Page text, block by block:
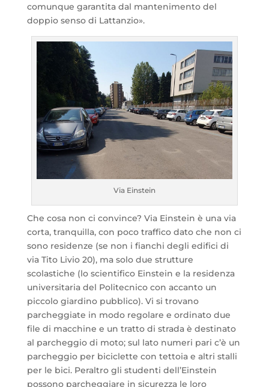
comunque garantita dal mantenimento del
doppio senso di Lattanzio».
Via Einstein
Che cosa non ci convince? Via Einstein è una via
corta, tranquilla, con poco traffico dato che non ci
sono residenze (se non i fianchi degli edifici di
via Tito Livio 20), ma solo due strutture
scolastiche (lo scientifico Einstein e la residenza
universitaria del Politecnico con accanto un
piccolo giardino pubblico). Vi si trovano
parcheggiate in modo regolare e ordinato due
file di macchine e un tratto di strada è destinato
al parcheggio di moto; sul lato numeri pari c’è un
parcheggio per biciclette con tettoia e altri stalli
per le bici. Peraltro gli studenti dell’Einstein
possono parcheggiare in sicurezza le loro